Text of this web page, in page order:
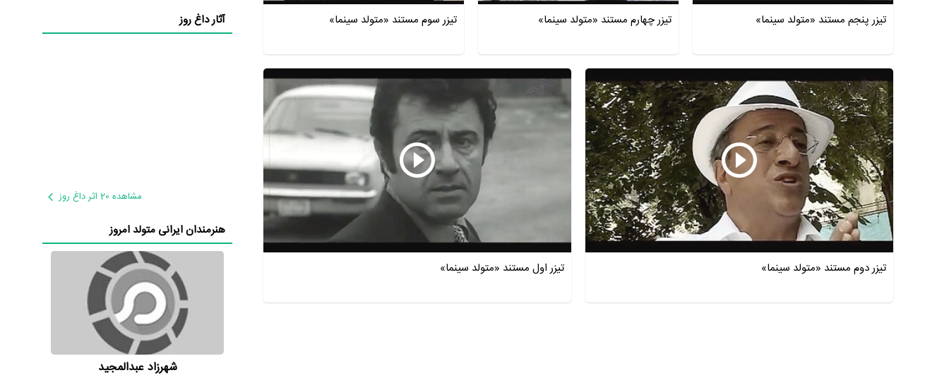
تیزر پنجم مستند «متولد سینما» تیزر چهارم مستند «متولد سینما» تیزر سوم مستند «متولد سینما»
تیزر دوم مستند «متولد سینما» تیزر اول مستند «متولد سینما»
آثار داغ روز
مشاهده 20 اثر داغ روز
هنرمندان ایرانی متولد امروز
شهرزاد عبدالمجید